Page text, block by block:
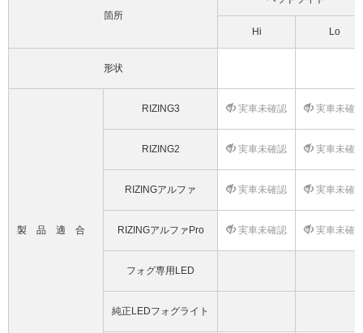
箇所
Hi Lo
形状
製品適合
RIZING3 実車未確認 実車未確
RIZING2 実車未確認 実車未確
RIZINGアルファ 実車未確認 実車未確
RIZINGアルファPro 実車未確認 実車未確
フォグ専用LED
純正LEDフォグライト